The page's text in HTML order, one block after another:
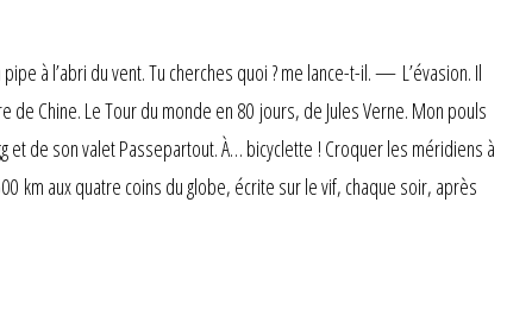
à l’abri du vent. Tu cherches quoi ? me lance-t-il. — L’évasion. Il
Chine. Le Tour du monde en 80 jours, de Jules Verne. Mon pouls
et de son valet Passepartout. À… bicyclette ! Croquer les méridiens à
km aux quatre coins du globe, écrite sur le vif, chaque soir, après